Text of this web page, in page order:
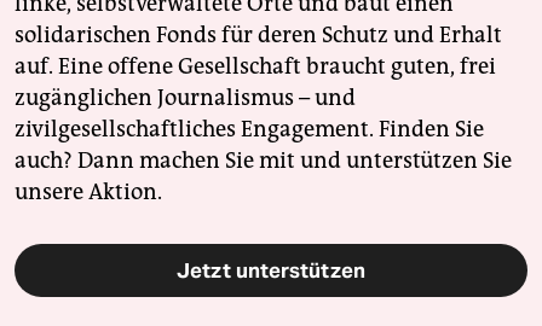
solidarischen Fonds für deren Schutz und Erhalt
auf. Eine offene Gesellschaft braucht guten, frei
zugänglichen Journalismus – und
zivilgesellschaftliches Engagement. Finden Sie
auch? Dann machen Sie mit und unterstützen Sie
unsere Aktion.
Jetzt unterstützen